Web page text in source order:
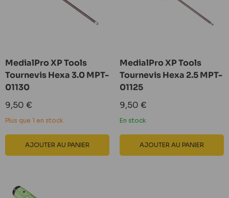
MedialPro XP Tools
Tournevis Hexa 3.0 MPT-
01130
Prix
réduit
9,50 €
Plus que 1 en stock
AJOUTER AU PANIER
MedialPro XP Tools
Tournevis Hexa 2.5 MPT-
01125
Prix
réduit
9,50 €
En stock
AJOUTER AU PANIER